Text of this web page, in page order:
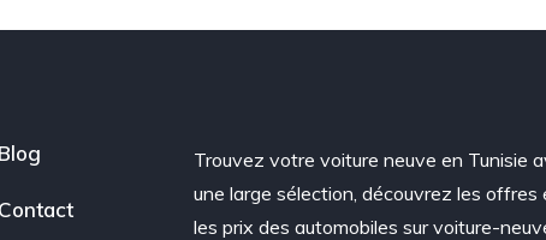
Blog
Contact
Trouvez votre voiture neuve en Tunisie
une large sélection, découvrez les offres
les prix des automobiles sur voiture-